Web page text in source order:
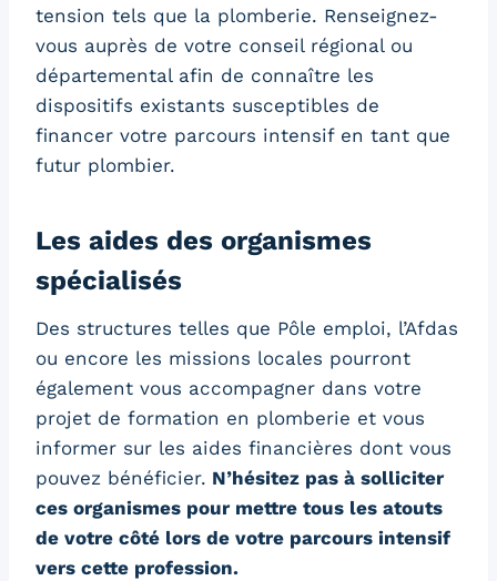
tension tels que la plomberie. Renseignez-
vous auprès de votre conseil régional ou
départemental afin de connaître les
dispositifs existants susceptibles de
financer votre parcours intensif en tant que
futur plombier.
Les aides des organismes
spécialisés
Des structures telles que Pôle emploi, l’Afdas
ou encore les missions locales pourront
également vous accompagner dans votre
projet de formation en plomberie et vous
informer sur les aides financières dont vous
pouvez bénéficier. N’hésitez pas à solliciter
ces organismes pour mettre tous les atouts
de votre côté lors de votre parcours intensif
vers cette profession.